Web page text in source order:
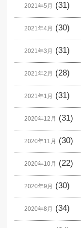
2021年5月 (31)
2021年4月 (30)
2021年3月 (31)
2021年2月 (28)
2021年1月 (31)
2020年12月 (31)
2020年11月 (30)
2020年10月 (22)
2020年9月 (30)
2020年8月 (34)